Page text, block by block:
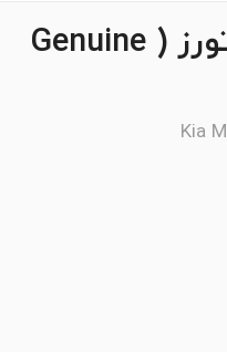
لامپ سقف جلو اصلی کیا موتورز ( Genuine
Kia